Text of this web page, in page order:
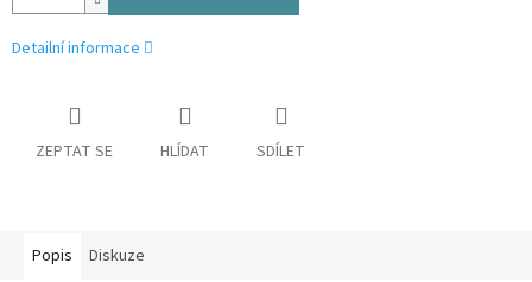
Detailní informace
ZEPTAT SE HLÍDAT SDÍLET
Popis Diskuze